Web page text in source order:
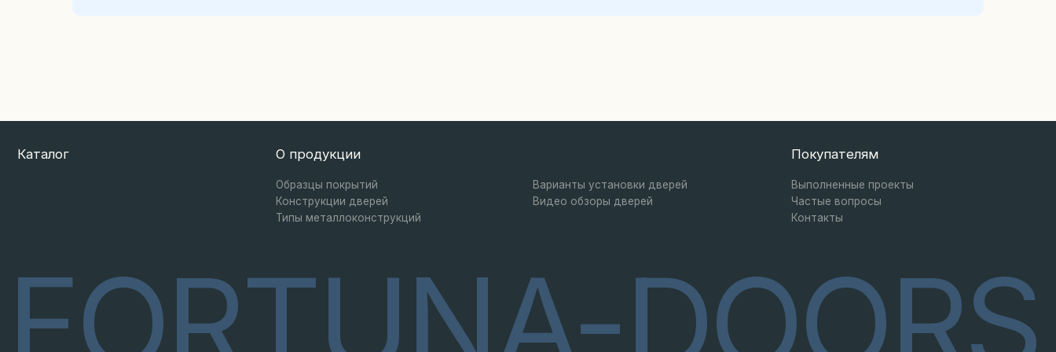
Полуторная двустворчатая Двустворчатая остеклённая Одностворчатая с боковыми вставками
остеклённая